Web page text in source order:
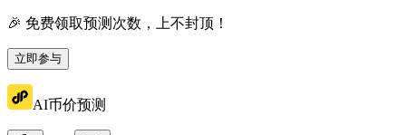
🎉 免费领取预测次数，上不封顶！
立即参与
AI币价预测